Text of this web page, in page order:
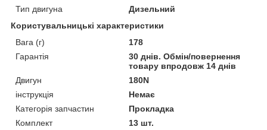
Тип двигуна
Дизельний
Користувальницькі характеристики
Вага (г)
178
Гарантія
30 днів. Обмін/повернення
товару впродовж 14 днів
Двигун
180N
інструкція
Немає
Категорія запчастин
Прокладка
Комплект
13 шт.